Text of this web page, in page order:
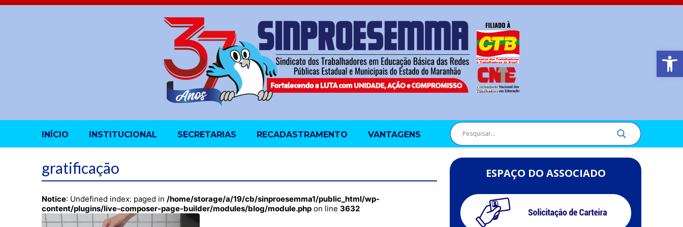
Barra de
INÍCIO INSTITUCIONAL SECRETARIAS RECADASTRAMENTO VANTAGENS
gratificação
Notice: Undefined index: paged in /home/storage/a/19/cb/sinproesemma1/public_html/wp-
content/plugins/live-composer-page-builder/modules/blog/module.php on line 3632
ESPAÇO DO ASSOCIADO